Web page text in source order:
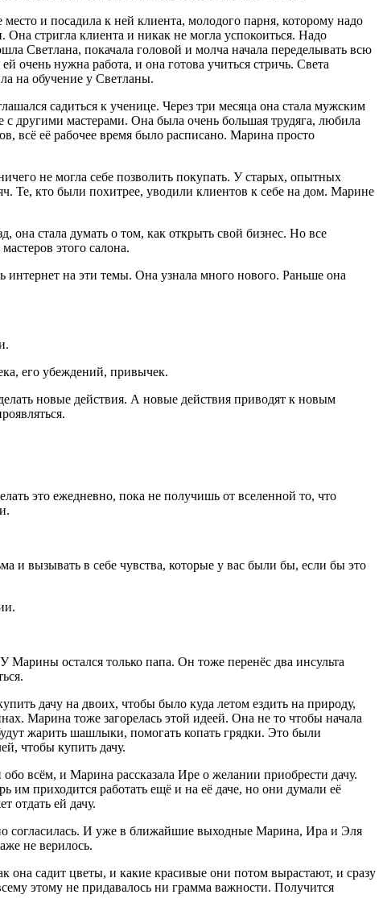
и посадила к ней клиента, молодого парня, которому надо
стригла клиента и никак не могла успокоиться. Надо
Светлана, покачала головой и молча начала переделывать всю
очень нужна работа, и она готова учиться стричь. Света
на обучение у Светланы.
садиться к ученице. Через три месяца она стала мужским
другими мастерами. Она была очень большая трудяга, любила
всё её рабочее время было расписано. Марина просто
не могла себе позволить покупать. У старых, опытных
Те, кто были похитрее, уводили клиентов к себе на дом. Марине
она стала думать о том, как открыть свой бизнес. Но все
этого салона.
на эти темы. Она узнала много нового. Раньше она
его убеждений, привычек.
новые действия. А новые действия приводят к новым
это ежедневно, пока не получишь от вселенной то, что
и вызывать в себе чувства, которые у вас были бы, если бы это
остался только папа. Он тоже перенёс два инсульта
дачу на двоих, чтобы было куда летом ездить на природу,
Марина тоже загорелась этой идеей. Она не то чтобы начала
жарить шашлыки, помогать копать грядки. Это были
чтобы купить дачу.
всём, и Марина рассказала Ире о желании приобрести дачу.
им приходится работать ещё и на её даче, но они думали её
отдать ей дачу.
согласилась. И уже в ближайшие выходные Марина, Ира и Эля
не верилось.
она садит цветы, и какие красивые они потом вырастают, и сразу
этому не придавалось ни грамма важности. Получится